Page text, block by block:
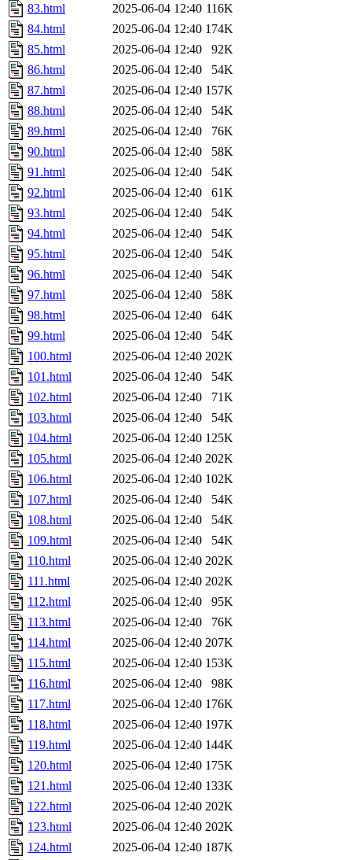
83.html
2025-06-04 12:40 116K
84.html
2025-06-04 12:40 174K
85.html
2025-06-04 12:40
92K
86.html
2025-06-04 12:40
54K
87.html
2025-06-04 12:40 157K
88.html
2025-06-04 12:40
54K
89.html
2025-06-04 12:40
76K
90.html
2025-06-04 12:40
58K
91.html
2025-06-04 12:40
54K
92.html
2025-06-04 12:40
61K
93.html
2025-06-04 12:40
54K
94.html
2025-06-04 12:40
54K
95.html
2025-06-04 12:40
54K
96.html
2025-06-04 12:40
54K
97.html
2025-06-04 12:40
58K
98.html
2025-06-04 12:40
64K
99.html
2025-06-04 12:40
54K
100.html
2025-06-04 12:40 202K
101.html
2025-06-04 12:40
54K
102.html
2025-06-04 12:40
71K
103.html
2025-06-04 12:40
54K
104.html
2025-06-04 12:40 125K
105.html
2025-06-04 12:40 202K
106.html
2025-06-04 12:40 102K
107.html
2025-06-04 12:40
54K
108.html
2025-06-04 12:40
54K
109.html
2025-06-04 12:40
54K
110.html
2025-06-04 12:40 202K
111.html
2025-06-04 12:40 202K
112.html
2025-06-04 12:40
95K
113.html
2025-06-04 12:40
76K
114.html
2025-06-04 12:40 207K
115.html
2025-06-04 12:40 153K
116.html
2025-06-04 12:40
98K
117.html
2025-06-04 12:40 176K
118.html
2025-06-04 12:40 197K
119.html
2025-06-04 12:40 144K
120.html
2025-06-04 12:40 175K
121.html
2025-06-04 12:40 133K
122.html
2025-06-04 12:40 202K
123.html
2025-06-04 12:40 202K
124.html
2025-06-04 12:40 187K